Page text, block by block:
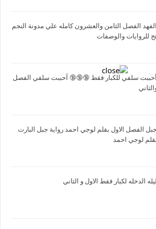
الفصل الثامن والعشرون كامله علي مدونة النجم
للروايات والوصفات
أحببت سلفي للكبار فقط 🔞🔞🔞 آحببت سلفي الفصل
الفصل الاول بقلم لوجي احمد رواية جبل البارت
لوجي احمد
الدخله لكبار فقط الاول و الثاني